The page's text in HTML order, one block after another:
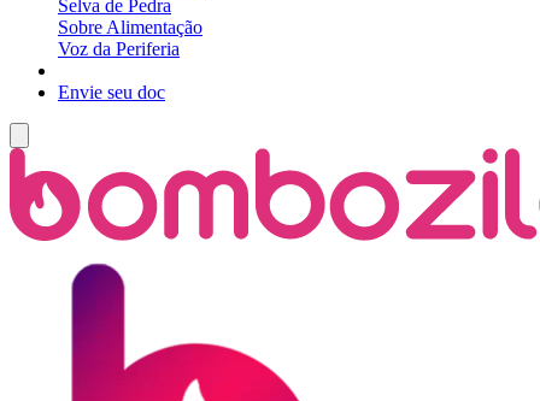
Selva de Pedra
Sobre Alimentação
Voz da Periferia
Envie seu doc